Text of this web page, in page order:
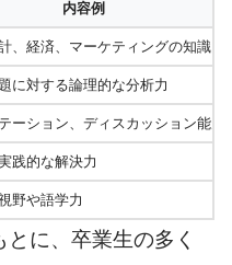
内容例
、経済、マーケティングの知識
に対する論理的な分析力
ーション、ディスカッション能力
践的な解決力
野や語学力
に、卒業生の多く